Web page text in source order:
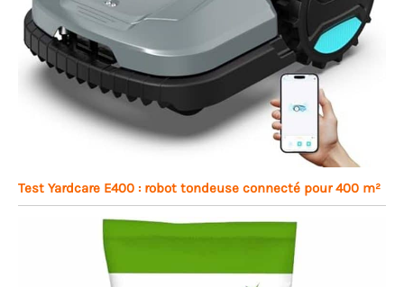
Test Yardcare E400 : robot tondeuse connecté pour 400 m²